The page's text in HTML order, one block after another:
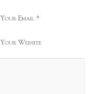
Your Email *
Your Website